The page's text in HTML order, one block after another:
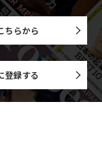
ちらから
登録する